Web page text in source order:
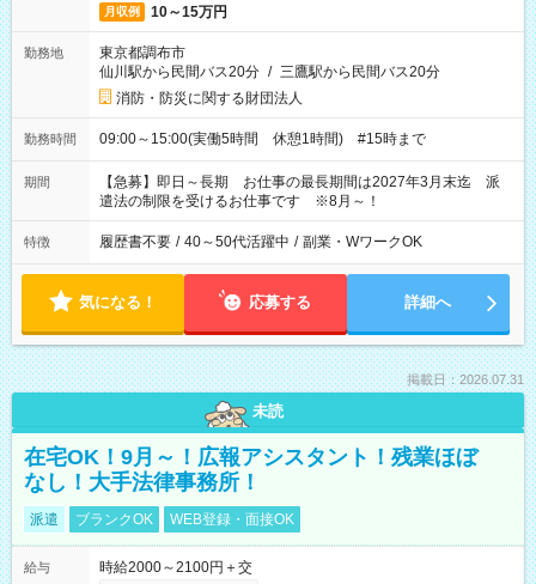
月収例 10～15万円
勤務地
東京都調布市
仙川駅から民間バス20分 / 三鷹駅から民間バス20分
消防・防災に関する財団法人
勤務時間 09:00～15:00(実働5時間 休憩1時間) #15時まで
期間
【急募】即日～長期 お仕事の最長期間は2027年3月末迄 派
遣法の制限を受けるお仕事です ※8月～！
特徴 履歴書不要 / 40～50代活躍中 / 副業・WワークOK
気になる！ 応募する 詳細へ
掲載日：2026.07.31
未読
在宅OK！9月～！広報アシスタント！残業ほぼ
なし！大手法律事務所！
派遣 ブランクOK WEB登録・面接OK
給与
時給2000～2100円＋交